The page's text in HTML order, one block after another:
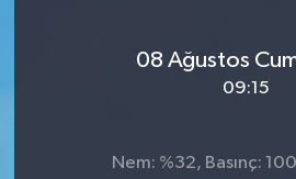
08 Ağustos
09:15
Nem: %32, Basınç: